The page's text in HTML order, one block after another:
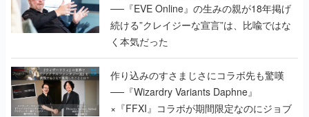
──『EVE Online』の生みの親が18年掲げ
続ける”クレイジーな宣言”は、比喩ではな
く本気だった
作り込みのすさまじさにコラボ先も驚嘆
──『Wizardry Variants Daphne』
×『FFXI』コラボが期間限定なのにジョブ